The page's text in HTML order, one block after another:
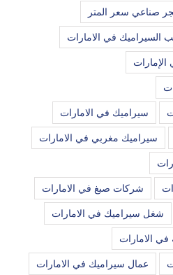
صناعي سعر المتر
السيراميك في الامارات
سيراميك في الامارات
سيراميك مغربي في الامارات
شركات صبغ في الامارات
شغل سيراميك في الامارات
في الامارات
عمال سيراميك في الامارات